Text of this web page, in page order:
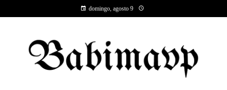
domingo, agosto 9